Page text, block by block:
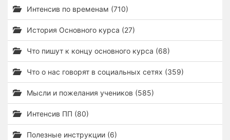
Интенсив по временам (710)
История Основного курса (27)
Что пишут к концу основного курса (68)
Что о нас говорят в социальных сетях (359)
Мысли и пожелания учеников (585)
Интенсив ПП (80)
Полезные инструкции (6)